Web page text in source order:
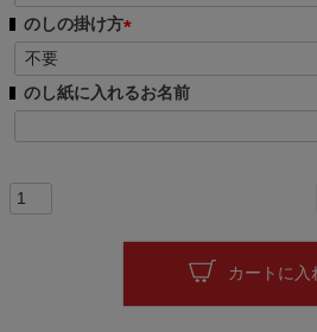
必
のしの掛け方
必
須
のし紙に入れるお名前
カートに入